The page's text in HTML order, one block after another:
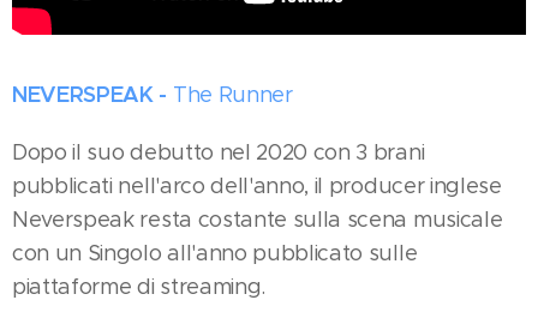
NEVERSPEAK - The Runner
Dopo il suo debutto nel 2020 con 3 brani
pubblicati nell'arco dell'anno, il producer inglese
Neverspeak resta costante sulla scena musicale
con un Singolo all'anno pubblicato sulle
piattaforme di streaming.